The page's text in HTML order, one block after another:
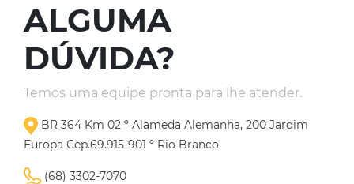
ALGUMA
DÚVIDA?
Temos uma equipe pronta para lhe atender.
BR 364 Km 02 º Alameda Alemanha, 200 Jardim
Europa Cep.69.915-901 º Rio Branco
(68) 3302-7070